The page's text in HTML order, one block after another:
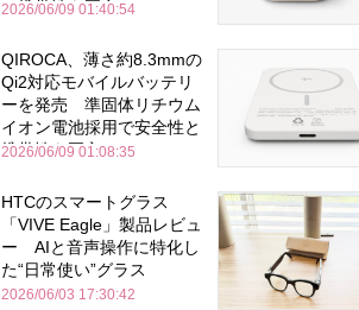
と携帯性を両立
2026/06/09 01:40:54
QIROCA、薄さ約8.3mmの
Qi2対応モバイルバッテリ
ーを発売 準固体リチウム
イオン電池採用で安全性と
携帯性を両立
2026/06/09 01:08:35
HTCのスマートグラス
「VIVE Eagle」製品レビュ
ー AIと音声操作に特化し
た“日常使い”グラス
2026/06/03 17:30:42